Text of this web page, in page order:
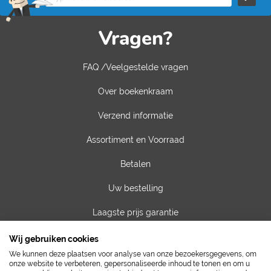
Vragen?
FAQ /Veelgestelde vragen
Over boekenkraam
Verzend informatie
Assortiment en Voorraad
Betalen
Uw bestelling
Laagste prijs garantie
Privacy van gegevens
Algemene voorwaarden
Wij gebruiken cookies
We kunnen deze plaatsen voor analyse van onze bezoekersgegevens, om
onze website te verbeteren, gepersonaliseerde inhoud te tonen en om u